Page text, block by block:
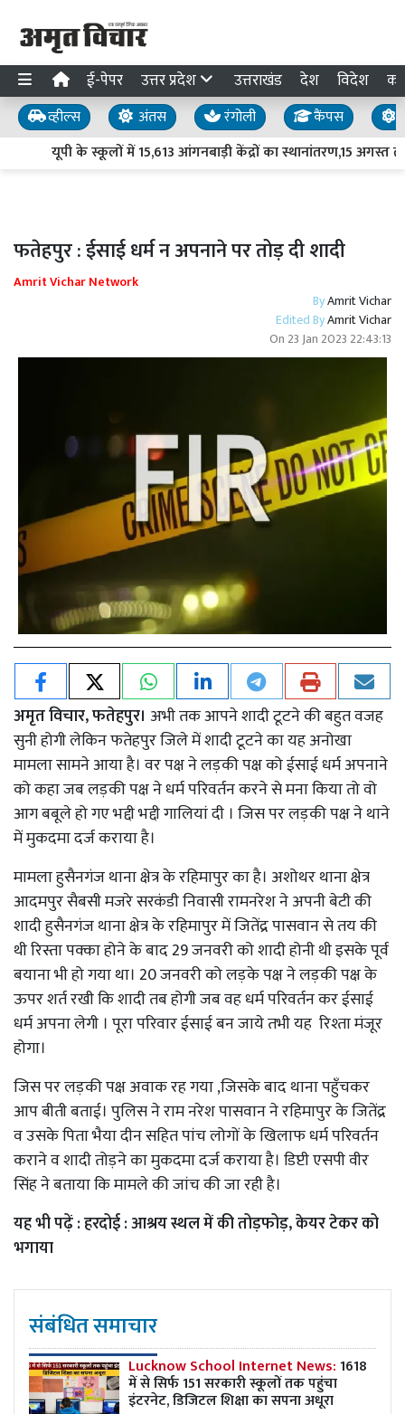
ई-पेपर उत्तर प्रदेश उत्तराखंड देश विदेश
व्हील्स अंतस रंगोली कैंपस
यूपी के स्कूलों में 15,613 आंगनबाड़ी केंद्रों का स्थानांतरण,15 अगस्त
फतेहपुर : ईसाई धर्म न अपनाने पर तोड़ दी शादी
Amrit Vichar Network
ByAmrit Vichar
Edited ByAmrit Vichar
On 23 Jan 2023 22:43:13
अमृत विचार, फतेहपुर। अभी तक आपने शादी टूटने की बहुत वजह
सुनी होगी लेकिन फतेहपुर जिले में शादी टूटने का यह अनोखा
मामला सामने आया है। वर पक्ष ने लड़की पक्ष को ईसाई धर्म अपनाने
को कहा जब लड़की पक्ष ने धर्म परिवर्तन करने से मना किया तो वो
आग बबूले हो गए भद्दी भद्दी गालियां दी । जिस पर लड़की पक्ष ने थाने
में मुकदमा दर्ज कराया है।
मामला हुसैनगंज थाना क्षेत्र के रहिमापुर का है। अशोथर थाना क्षेत्र
आदमपुर सैबसी मजरे सरकंडी निवासी रामनरेश ने अपनी बेटी की
शादी हुसैनगंज थाना क्षेत्र के रहिमापुर में जितेंद्र पासवान से तय की
थी रिस्ता पक्का होने के बाद 29 जनवरी को शादी होनी थी इसके पूर्व
बयाना भी हो गया था। 20 जनवरी को लड़के पक्ष ने लड़की पक्ष के
ऊपर शर्त रखी कि शादी तब होगी जब वह धर्म परिवर्तन कर ईसाई
धर्म अपना लेगी । पूरा परिवार ईसाई बन जाये तभी यह रिश्ता मंजूर
होगा।
जिस पर लड़की पक्ष अवाक रह गया ,जिसके बाद थाना पहुँचकर
आप बीती बताई। पुलिस ने राम नरेश पासवान ने रहिमापुर के जितेंद्र
व उसके पिता भैया दीन सहित पांच लोगों के खिलाफ धर्म परिवर्तन
कराने व शादी तोड़ने का मुकदमा दर्ज कराया है। डिप्टी एसपी वीर
सिंह ने बताया कि मामले की जांच की जा रही है।
यह भी पढ़ें :हरदोई : आश्रय स्थल में की तोड़फोड़, केयर टेकर को
भगाया
संबंधित समाचार
Lucknow School Internet News:1618
में से सिर्फ 151 सरकारी स्कूलों तक पहुंचा
इंटरनेट, डिजिटल शिक्षा का सपना अधूरा